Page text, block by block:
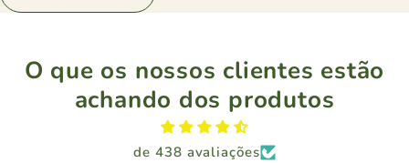
O que os nossos clientes estão
achando dos produtos
de 438 avaliações